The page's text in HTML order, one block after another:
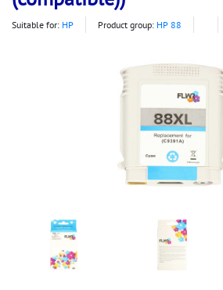
Suitable for: HP Product group: HP 88